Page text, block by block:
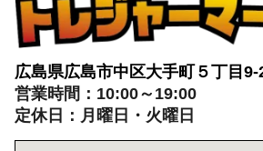
広島県広島市中区大手町５丁目9-
営業時間：10:00～19:00
定休日：月曜日・火曜日